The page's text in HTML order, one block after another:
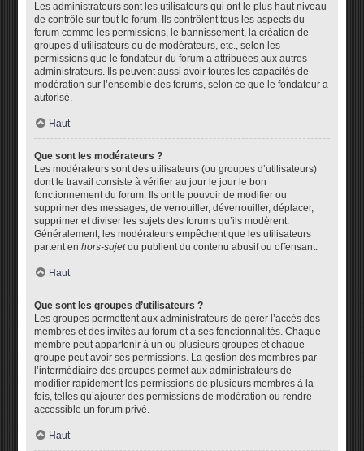
Les administrateurs sont les utilisateurs qui ont le plus haut niveau
de contrôle sur tout le forum. Ils contrôlent tous les aspects du
forum comme les permissions, le bannissement, la création de
groupes d’utilisateurs ou de modérateurs, etc., selon les
permissions que le fondateur du forum a attribuées aux autres
administrateurs. Ils peuvent aussi avoir toutes les capacités de
modération sur l’ensemble des forums, selon ce que le fondateur a
autorisé.
Haut
Que sont les modérateurs ?
Les modérateurs sont des utilisateurs (ou groupes d’utilisateurs)
dont le travail consiste à vérifier au jour le jour le bon
fonctionnement du forum. Ils ont le pouvoir de modifier ou
supprimer des messages, de verrouiller, déverrouiller, déplacer,
supprimer et diviser les sujets des forums qu’ils modèrent.
Généralement, les modérateurs empêchent que les utilisateurs
partent enhors-sujetou publient du contenu abusif ou offensant.
Haut
Que sont les groupes d’utilisateurs ?
Les groupes permettent aux administrateurs de gérer l’accès des
membres et des invités au forum et à ses fonctionnalités. Chaque
membre peut appartenir à un ou plusieurs groupes et chaque
groupe peut avoir ses permissions. La gestion des membres par
l’intermédiaire des groupes permet aux administrateurs de
modifier rapidement les permissions de plusieurs membres à la
fois, telles qu’ajouter des permissions de modération ou rendre
accessible un forum privé.
Haut